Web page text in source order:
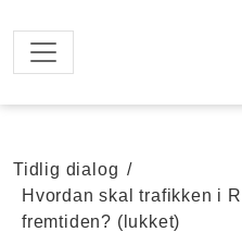
Tidlig dialog /
Hvordan skal trafikken i
fremtiden? (lukket)